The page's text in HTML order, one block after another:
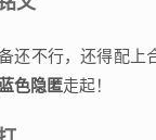
还不行，还得配上
色隐匿走起！